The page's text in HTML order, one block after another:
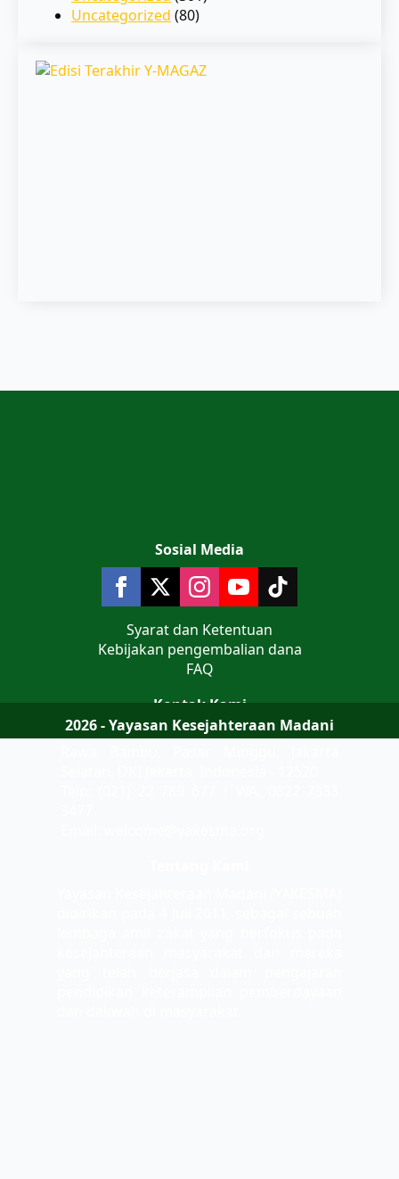
Uncategorized (80)
Kontak Kami
Jalan Teluk Jakarta No 9 Komplek AL
Sosial Media
Syarat dan Ketentuan
Kebijakan pengembalian dana
FAQ
2026 - Yayasan Kesejahteraan Madani